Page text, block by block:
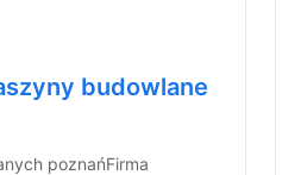
budowlane
poznańFirma